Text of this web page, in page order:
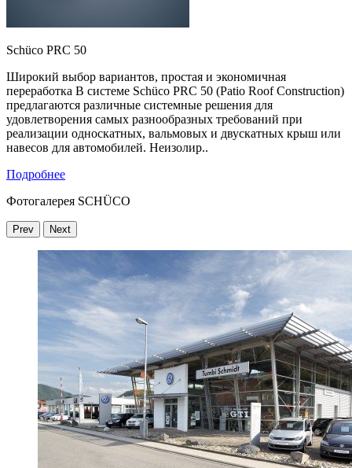
Schüco PRC 50
Широкий выбор вариантов, простая и экономичная
переработка В системе Schüco PRC 50 (Patio Roof Construction)
предлагаются различные системные решения для
удовлетворения самых разнообразных требований при
реализации односкатных, вальмовых и двускатных крыш или
навесов для автомобилей. Неизолир..
Подробнеe
Фотогалерея SCHÜCO
Prev Next